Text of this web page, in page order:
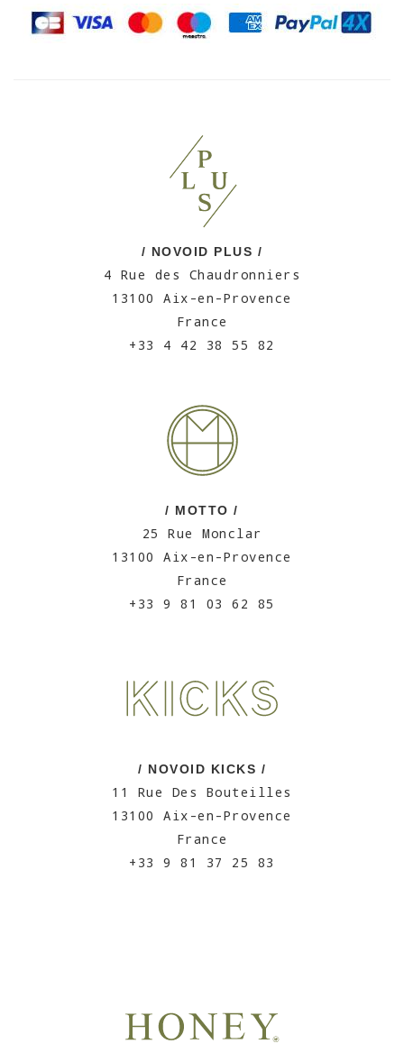
/ NOVOID PLUS /
4 Rue des Chaudronniers
13100 Aix-en-Provence
France
+33 4 42 38 55 82
/ MOTTO /
25 Rue Monclar
13100 Aix-en-Provence
France
+33 9 81 03 62 85
/ NOVOID KICKS /
11 Rue Des Bouteilles
13100 Aix-en-Provence
France
+33 9 81 37 25 83